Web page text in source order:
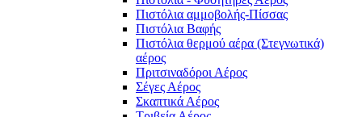
Πιστόλια αμμοβολής-Πίσσας
Πιστόλια Βαφής
Πιστόλια θερμού αέρα (Στεγνωτικά)
αέρος
Πριτσιναδόροι Αέρος
Σέγες Αέρος
Σκαπτικά Αέρος